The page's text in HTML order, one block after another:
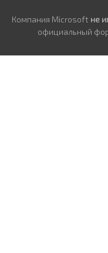
Компания Microsoft не
официальный